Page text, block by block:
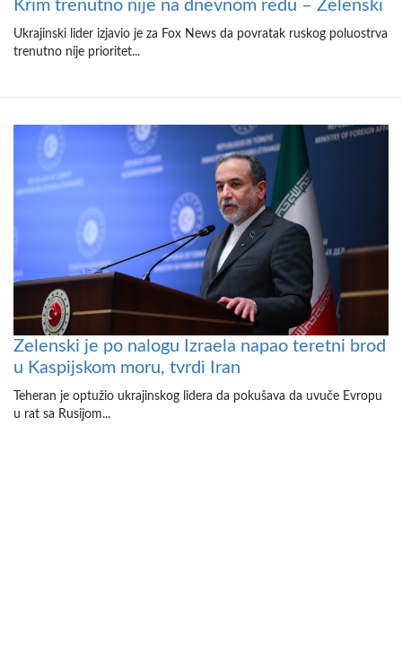
Krim trenutno nije na dnevnom redu – Zelenski
Ukrajinski lider izjavio je za Fox News da povratak ruskog poluostrva
trenutno nije prioritet...
Zelenski je po nalogu Izraela napao teretni brod
u Kaspijskom moru, tvrdi Iran
Teheran je optužio ukrajinskog lidera da pokušava da uvuče Evropu
u rat sa Rusijom...